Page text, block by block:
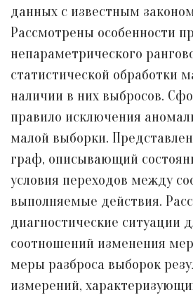
данных с известным
Рассмотрены особенности
непараметрического
статистической обработки
наличии в них выбросов.
правило исключения
малой выборки.
граф, описывающий
условия переходов между
выполняемые действия.
диагностические ситуации
соотношений изменения
меры разброса выборок
измерений,